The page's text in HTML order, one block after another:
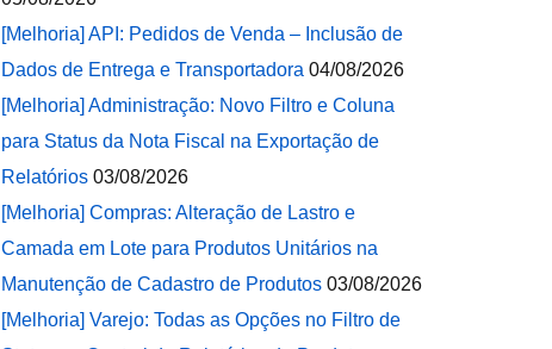
[Melhoria] API: Pedidos de Venda – Inclusão de
Dados de Entrega e Transportadora 04/08/2026
[Melhoria] Administração: Novo Filtro e Coluna
para Status da Nota Fiscal na Exportação de
Relatórios 03/08/2026
[Melhoria] Compras: Alteração de Lastro e
Camada em Lote para Produtos Unitários na
Manutenção de Cadastro de Produtos 03/08/2026
[Melhoria] Varejo: Todas as Opções no Filtro de